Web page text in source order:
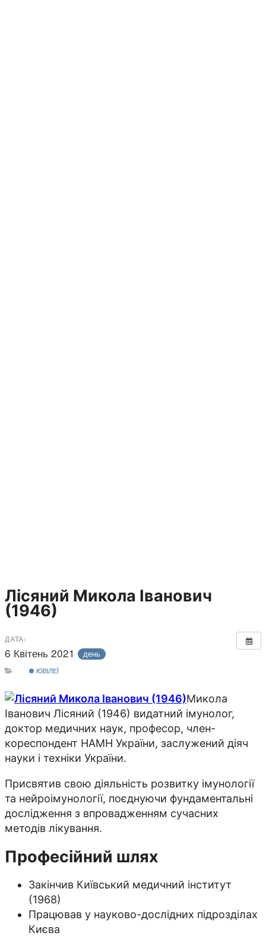
Лісяний Микола Іванович
(1946)
ДАТА:
6 Квітень 2021 день
ЮВІЛЕЇ
Микола
Іванович Лісяний (1946) видатний імунолог,
доктор медичних наук, професор, член-
кореспондент НАМН України, заслужений діяч
науки і техніки України.
Присвятив свою діяльність розвитку імунології
та нейроімунології, поєднуючи фундаментальні
дослідження з впровадженням сучасних
методів лікування.
Професійний шлях
Закінчив Київський медичний інститут
(1968)
Працював у науково-дослідних підрозділах
Києва